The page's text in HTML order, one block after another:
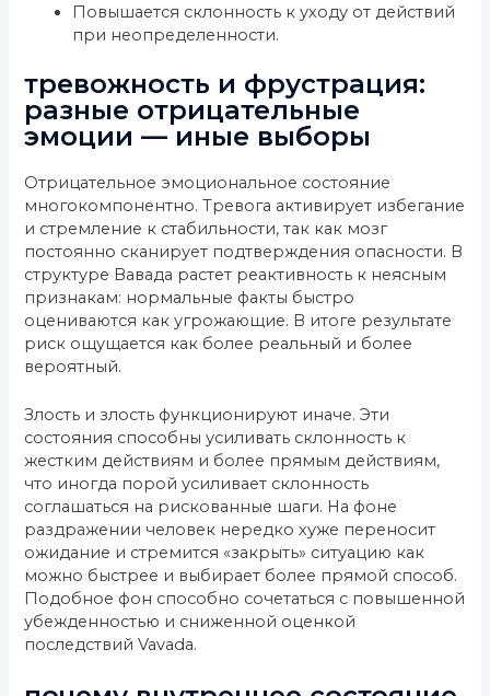
Повышается склонность к уходу от действий
при неопределенности.
тревожность и фрустрация:
разные отрицательные
эмоции — иные выборы
Отрицательное эмоциональное состояние
многокомпонентно. Тревога активирует избегание
и стремление к стабильности, так как мозг
постоянно сканирует подтверждения опасности. В
структуре Вавада растет реактивность к неясным
признакам: нормальные факты быстро
оцениваются как угрожающие. В итоге результате
риск ощущается как более реальный и более
вероятный.
Злость и злость функционируют иначе. Эти
состояния способны усиливать склонность к
жестким действиям и более прямым действиям,
что иногда порой усиливает склонность
соглашаться на рискованные шаги. На фоне
раздражении человек нередко хуже переносит
ожидание и стремится «закрыть» ситуацию как
можно быстрее и выбирает более прямой способ.
Подобное фон способно сочетаться с повышенной
убежденностью и сниженной оценкой
последствий Vavada.